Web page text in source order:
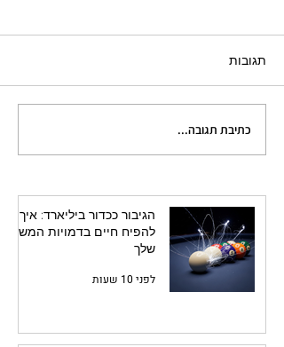
כתיבה היא טלפתיה: מה
קורה בראשכם ובראש
תגובות
כתיבת תגובה...
הגיבור ככדור ביליארד: איך
להפיח חיים בדמויות המשנה
שלך
לפני 10 שעות